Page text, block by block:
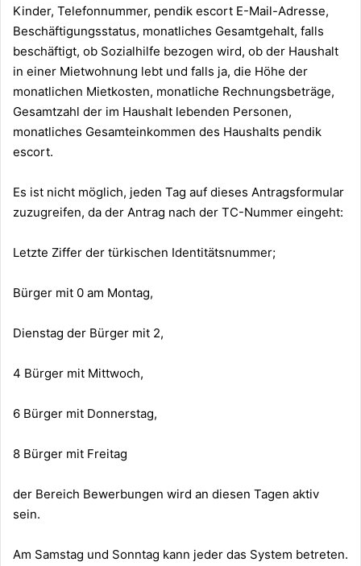
Kinder, Telefonnummer, pendik escort E-Mail-Adresse,
Beschäftigungsstatus, monatliches Gesamtgehalt, falls
beschäftigt, ob Sozialhilfe bezogen wird, ob der Haushalt
in einer Mietwohnung lebt und falls ja, die Höhe der
monatlichen Mietkosten, monatliche Rechnungsbeträge,
Gesamtzahl der im Haushalt lebenden Personen,
monatliches Gesamteinkommen des Haushalts pendik
escort.
Es ist nicht möglich, jeden Tag auf dieses Antragsformular
zuzugreifen, da der Antrag nach der TC-Nummer eingeht:
Letzte Ziffer der türkischen Identitätsnummer;
Bürger mit 0 am Montag,
Dienstag der Bürger mit 2,
4 Bürger mit Mittwoch,
6 Bürger mit Donnerstag,
8 Bürger mit Freitag
der Bereich Bewerbungen wird an diesen Tagen aktiv
sein.
Am Samstag und Sonntag kann jeder das System betreten.